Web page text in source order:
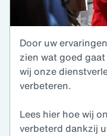
Door uw
zien wat goed
wij onze
verbeteren.
Lees hier hoe wij
verbeterd dankzij